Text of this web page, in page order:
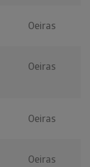
Oeiras
Oeiras
Oeiras
Oeiras